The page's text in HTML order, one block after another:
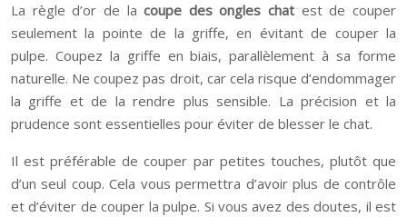
La règle d’or de lacoupe des ongles chat est de couper
seulement la pointe de la griffe, en évitant de couper la
pulpe. Coupez la griffe en biais, parallèlement à sa forme
naturelle. Ne coupez pas droit, car cela risque d’endommager
la griffe et de la rendre plus sensible. La précision et la
prudence sont essentielles pour éviter de blesser le chat.
Il est préférable de couper par petites touches, plutôt que
d’un seul coup. Cela vous permettra d’avoir plus de contrôle
et d’éviter de couper la pulpe. Si vous avez des doutes, il est